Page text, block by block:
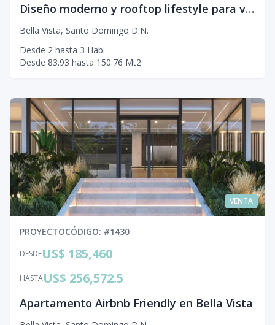
Diseño moderno y rooftop lifestyle para vivir la ciudad diferente
Bella Vista, Santo Domingo D.N.
Desde 2 hasta 3 Hab.
Desde 83.93 hasta 150.76 Mt2
VENTA
PROYECTOCÓDIGO: #1430
DESDEUS$ 185,460
HASTAUS$ 256,572.5
Apartamento Airbnb Friendly en Bella Vista